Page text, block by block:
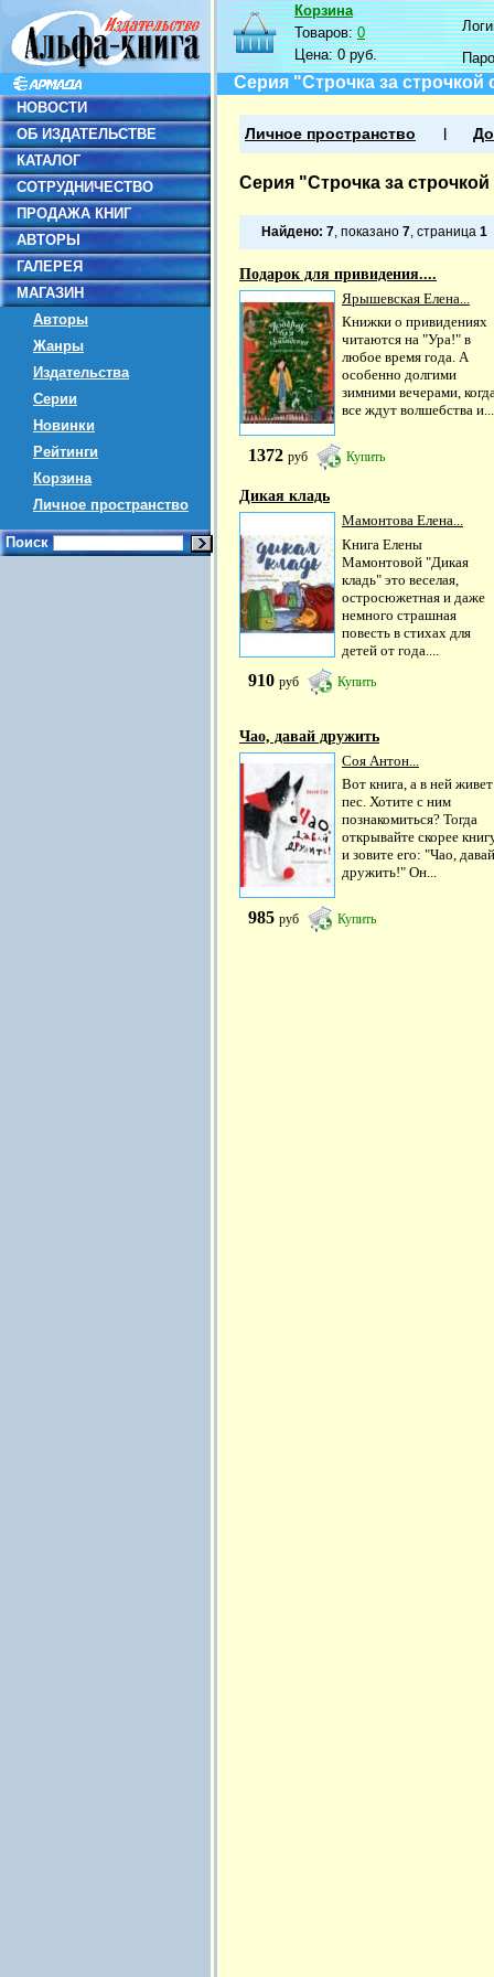
НОВОСТИ
ОБ ИЗДАТЕЛЬСТВЕ
КАТАЛОГ
СОТРУДНИЧЕСТВО
ПРОДАЖА КНИГ
АВТОРЫ
ГАЛЕРЕЯ
МАГАЗИН
Авторы
Жанры
Издательства
Серии
Новинки
Рейтинги
Корзина
Личное пространство
Поиск
Корзина
Товаров:0
Цена:0 руб.
Серия "Строчка за
Личное пространство
Серия "Строчка за
Найдено: 7, показано 7, страница 1
Подарок для привидения....
Ярышевская Елена...
Книжки о привидениях
читаются на "Ура!" в
любое время года. А
особенно долгими
зимними вечерами,
все ждут волшебства и...
1372 руб Купить
Дикая кладь
Мамонтова Елена...
Книга Елены
Мамонтовой "Дикая
кладь" это веселая,
остросюжетная и даже
немного страшная
повесть в стихах для
детей от года....
910 руб Купить
Чао, давай дружить
Соя Антон...
Вот книга, а в ней живет
пес. Хотите с ним
познакомиться? Тогда
открывайте скорее
и зовите его: "Чао, давай
дружить!" Он...
985 руб Купить